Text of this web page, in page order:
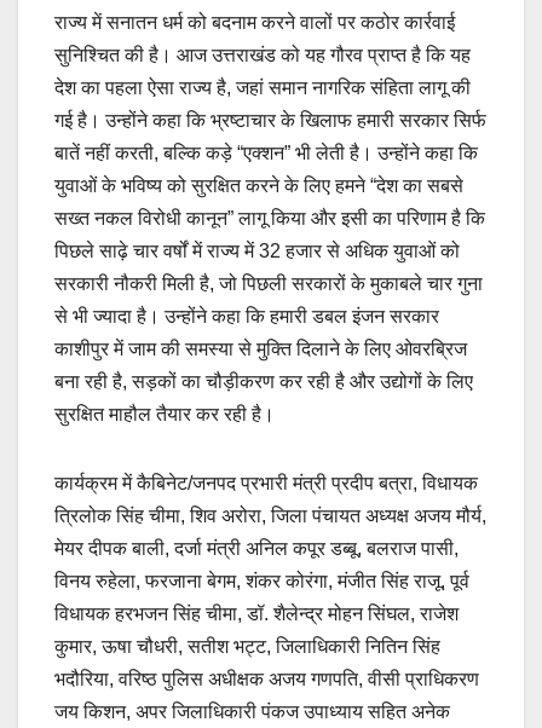
राज्य में सनातन धर्म को बदनाम करने वालों पर कठोर कार्रवाई
सुनिश्चित की है। आज उत्तराखंड को यह गौरव प्राप्त है कि यह
देश का पहला ऐसा राज्य है, जहां समान नागरिक संहिता लागू की
गई है। उन्होंने कहा कि भ्रष्टाचार के खिलाफ हमारी सरकार सिर्फ
बातें नहीं करती, बल्कि कड़े “एक्शन” भी लेती है। उन्होंने कहा कि
युवाओं के भविष्य को सुरक्षित करने के लिए हमने “देश का सबसे
सख्त नकल विरोधी कानून” लागू किया और इसी का परिणाम है कि
पिछले साढ़े चार वर्षों में राज्य में 32 हजार से अधिक युवाओं को
सरकारी नौकरी मिली है, जो पिछली सरकारों के मुकाबले चार गुना
से भी ज्यादा है। उन्होंने कहा कि हमारी डबल इंजन सरकार
काशीपुर में जाम की समस्या से मुक्ति दिलाने के लिए ओवरब्रिज
बना रही है, सड़कों का चौड़ीकरण कर रही है और उद्योगों के लिए
सुरक्षित माहौल तैयार कर रही है।
कार्यक्रम में कैबिनेट/जनपद प्रभारी मंत्री प्रदीप बत्रा, विधायक
त्रिलोक सिंह चीमा, शिव अरोरा, जिला पंचायत अध्यक्ष अजय मौर्य,
मेयर दीपक बाली, दर्जा मंत्री अनिल कपूर डब्बू, बलराज पासी,
विनय रुहेला, फरजाना बेगम, शंकर कोरंगा, मंजीत सिंह राजू, पूर्व
विधायक हरभजन सिंह चीमा, डॉ. शैलेन्द्र मोहन सिंघल, राजेश
कुमार, ऊषा चौधरी, सतीश भट्ट, जिलाधिकारी नितिन सिंह
भदौरिया, वरिष्ठ पुलिस अधीक्षक अजय गणपति, वीसी प्राधिकरण
जय किशन, अपर जिलाधिकारी पंकज उपाध्याय सहित अनेक